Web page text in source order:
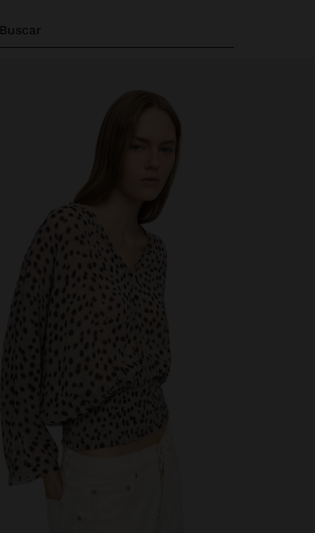
Buscar